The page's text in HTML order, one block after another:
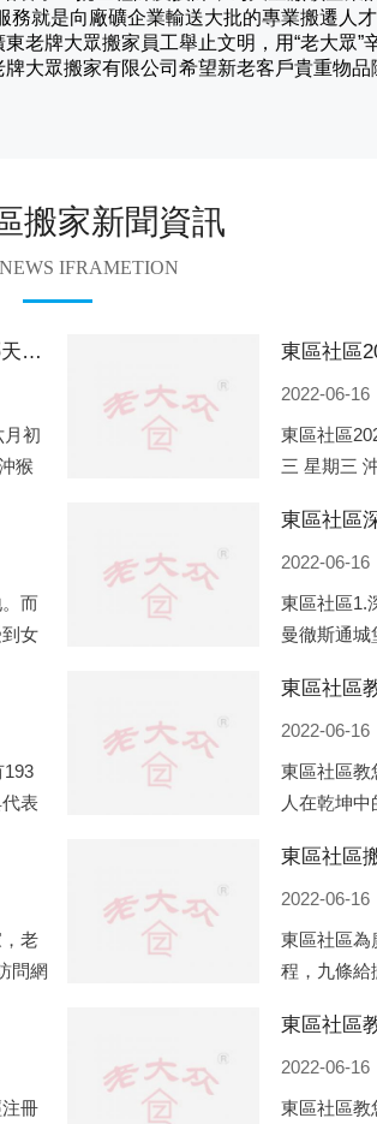
務就是向廠礦企業輸送大批的專業搬遷人
老牌大眾搬家員工舉止文明，用“老大眾
大眾搬家有限公司希望新老客戶貴重物品
搬家新聞資訊
IFRAMETION
東區社區2022年7月份搬家的黃道吉日查詢大全一覽表哪天適合搬家好日子
月初
猴
2022-06-16
東區社區
三 星期三
而
女
2022-06-16
東區社區1.
曼徹斯通城
正式并入蛇
193
表
東區社區
2022-06-16
東區社區教
人在乾坤
不同住宅中
老
問網
東區社區
2022-06-16
東區社區為
程，九條給
電話咨詢，
冊
東區社區
2022-06-16
東區社區教